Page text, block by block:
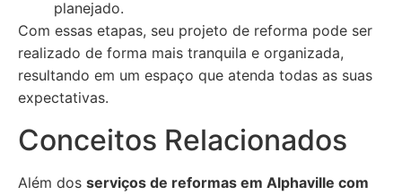
planejado.
Com essas etapas, seu projeto de reforma pode ser
realizado de forma mais tranquila e organizada,
resultando em um espaço que atenda todas as suas
expectativas.
Conceitos Relacionados
Além dos serviços de reformas em Alphaville com